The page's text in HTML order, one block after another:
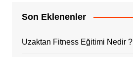
Son Eklenenler
Uzaktan Fitness Eğitimi Nedir ?